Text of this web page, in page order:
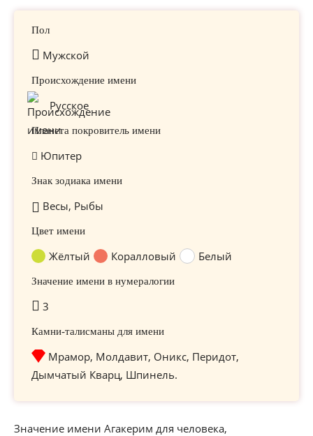
Пол
Мужской
Происхождение имени
Русское
Планета покровитель имени
Юпитер
Знак зодиака имени
Весы, Рыбы
Цвет имени
Жёлтый Коралловый Белый
Значение имени в нумералогии
3
Камни-талисманы для имени
Мрамор, Молдавит, Оникс, Перидот,
Дымчатый Кварц, Шпинель.
Значение имени Агакерим для человека,